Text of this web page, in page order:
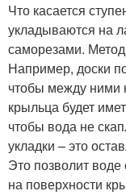
Что касается
укладываются на
саморезами.
Например, доски
чтобы между ними
крыльца будет
чтобы вода не
укладки – это
Это позволит воде
на поверхности